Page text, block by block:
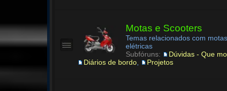
Motas e Scooters
Temas relacionados com
elétricas
Subfóruns:
Dúvidas - Que
Diários de bordo
Projetos